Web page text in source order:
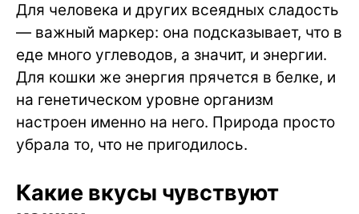
Для человека и других всеядных сладость
— важный маркер: она подсказывает, что в
еде много углеводов, а значит, и энергии.
Для кошки же энергия прячется в белке, и
на генетическом уровне организм
настроен именно на него. Природа просто
убрала то, что не пригодилось.
Какие вкусы чувствуют